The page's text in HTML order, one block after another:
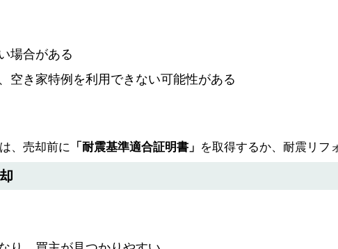
場合がある
空き家特例を利用できない可能性がある
、売却前に 「耐震基準適合証明書」 を取得するか、耐震リフ